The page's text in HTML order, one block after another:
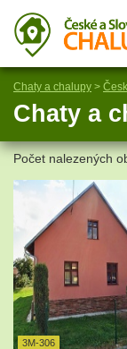
Chaty a chalupy >
Chaty a
Počet nalezených
3M-306